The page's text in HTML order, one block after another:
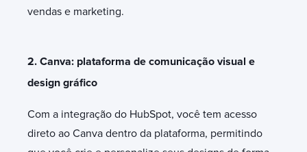
vendas e marketing.
2. Canva: plataforma de comunicação visual e
design gráfico
Com a integração do HubSpot, você tem acesso
direto ao Canva dentro da plataforma, permitindo